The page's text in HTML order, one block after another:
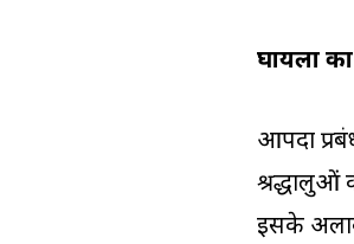
घायलों
आपदा
श्रद्धालुओं
इसके